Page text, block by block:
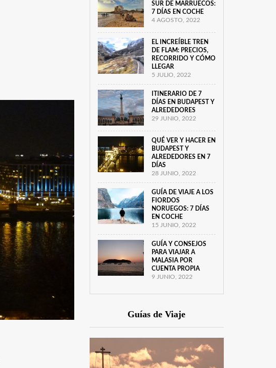
SUR DE MARRUECOS:
7 DÍAS EN COCHE
4 AGOSTO, 2022
EL INCREÍBLE TREN
DE FLAM: PRECIOS,
RECORRIDO Y CÓMO
LLEGAR
5 JULIO, 2022
ITINERARIO DE 7
DÍAS EN BUDAPEST Y
ALREDEDORES
29 JUNIO, 2022
QUÉ VER Y HACER EN
BUDAPEST Y
ALREDEDORES EN 7
DÍAS
28 JUNIO, 2022
GUÍA DE VIAJE A LOS
FIORDOS
NORUEGOS: 7 DÍAS
EN COCHE
15 JUNIO, 2022
GUÍA Y CONSEJOS
PARA VIAJAR A
MALASIA POR
CUENTA PROPIA
9 JUNIO, 2022
Guías de Viaje